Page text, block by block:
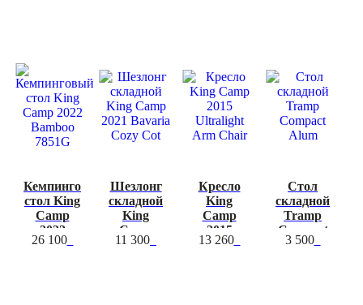
Кемпинговый
стол King
Camp
2022
Bamboo
26 100
Шезлонг
складной
King
Camp
2021
11 300
Кресло
King
Camp
2015
Ultralight
13 260
Стол
складной
Tramp
Compact
Alum
3 500